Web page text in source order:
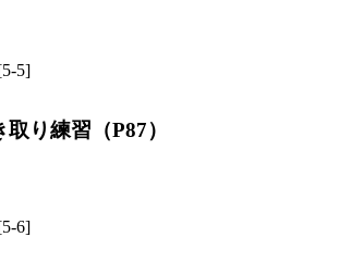
5]
取り練習（P87）
6]